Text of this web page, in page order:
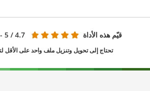
قيّم هذه الأداة 4.7 / 5 - 1,575 تصويتات
تحتاج إلى تحويل وتنزيل ملف واحد على الأقل